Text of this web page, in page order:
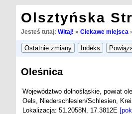
Olsztyńska
Jesteś tutaj: Witaj! » Ciekawe miejsca
Oleśnica
Województwo dolnośląskie, powiat
Oels, Niederschlesien/Schlesien,
Lokalizacja: 51.2058N, 17.3812E